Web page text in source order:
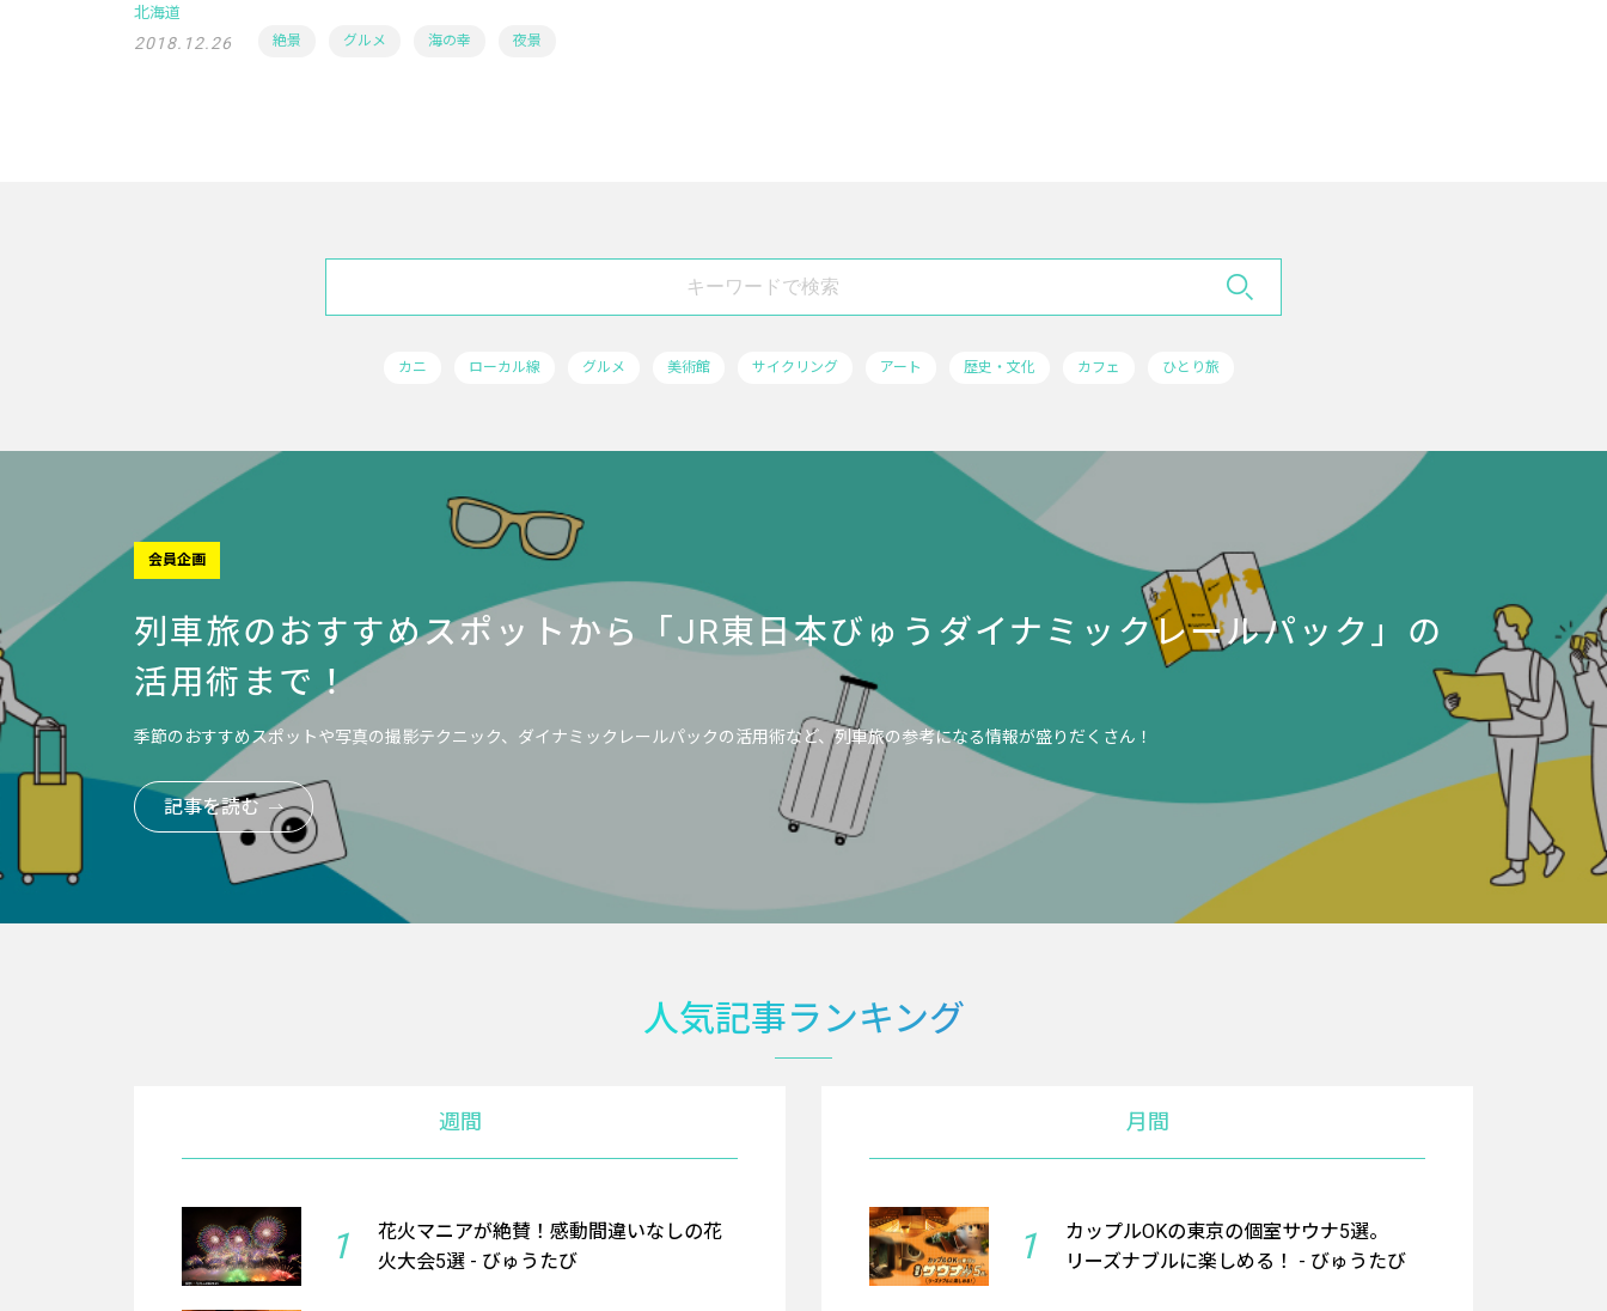
北海道
2018.12.26 絶景 グルメ 海の幸 夜景
カニ ローカル線 グルメ 美術館 サイクリング アート 歴史・文化 カフェ ひとり旅
会員企画
列車旅のおすすめスポットから「JR東日本びゅうダイナミックレールパック」の
活用術まで！
季節のおすすめスポットや写真の撮影テクニック、ダイナミックレールパックの活用術など、列車旅の参考になる情報が盛りだくさん！
記事を読む
人気記事ランキング
週間
1
花火マニアが絶賛！感動間違いなしの花
火大会5選 - びゅうたび
月間
1
カップルOKの東京の個室サウナ5選。
リーズナブルに楽しめる！ - びゅうたび